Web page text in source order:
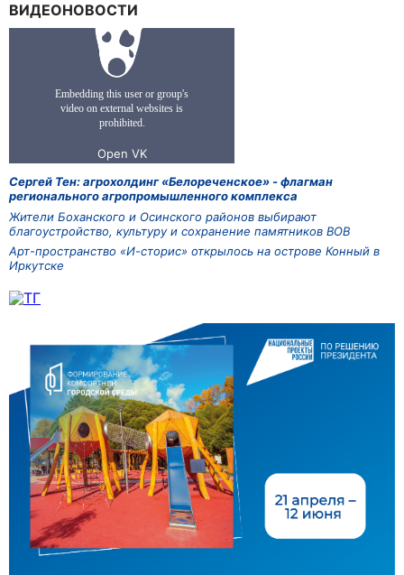
ВИДЕОНОВОСТИ
Сергей Тен: агрохолдинг «Белореченское» - флагман
регионального агропромышленного комплекса
Жители Боханского и Осинского районов выбирают
благоустройство, культуру и сохранение памятников ВОВ
Арт-пространство «И-сторис» открылось на острове Конный в
Иркутске